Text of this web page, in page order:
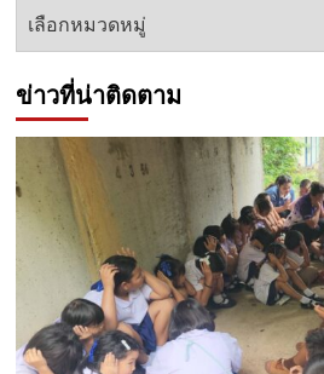
หัวข้อ
ข่าวที่น่าติดตาม